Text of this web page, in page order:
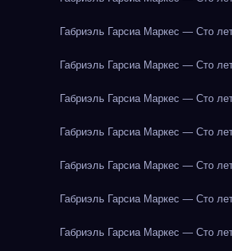
Габриэль Гарсиа Маркес — Сто
Габриэль Гарсиа Маркес — Сто
Габриэль Гарсиа Маркес — Сто
Габриэль Гарсиа Маркес — Сто
Габриэль Гарсиа Маркес — Сто
Габриэль Гарсиа Маркес — Сто
Габриэль Гарсиа Маркес — Сто